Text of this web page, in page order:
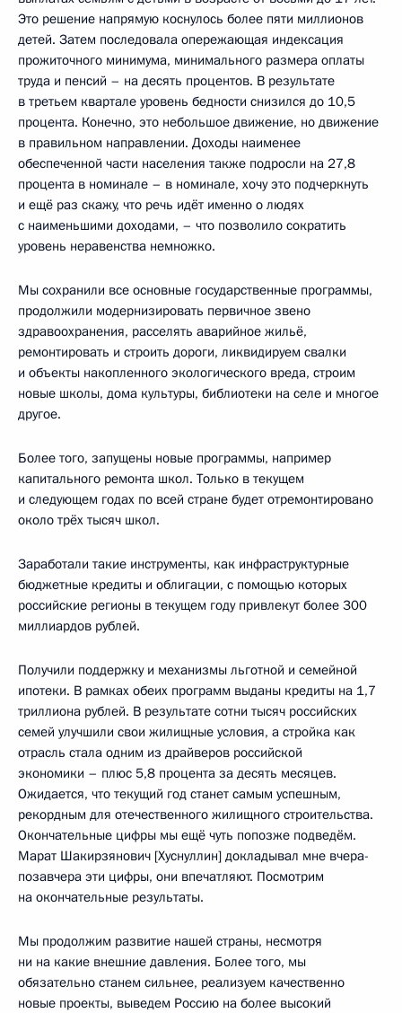
Это решение напрямую коснулось более пяти миллионов
детей. Затем последовала опережающая индексация
прожиточного минимума, минимального размера оплаты
труда и пенсий – на десять процентов. В результате
в третьем квартале уровень бедности снизился до 10,5
процента. Конечно, это небольшое движение, но движение
в правильном направлении. Доходы наименее
обеспеченной части населения также подросли на 27,8
процента в номинале – в номинале, хочу это подчеркнуть
и ещё раз скажу, что речь идёт именно о людях
с наименьшими доходами, – что позволило сократить
уровень неравенства немножко.
Мы сохранили все основные государственные программы,
продолжили модернизировать первичное звено
здравоохранения, расселять аварийное жильё,
ремонтировать и строить дороги, ликвидируем свалки
и объекты накопленного экологического вреда, строим
новые школы, дома культуры, библиотеки на селе и многое
другое.
Более того, запущены новые программы, например
капитального ремонта школ. Только в текущем
и следующем годах по всей стране будет отремонтировано
около трёх тысяч школ.
Заработали такие инструменты, как инфраструктурные
бюджетные кредиты и облигации, с помощью которых
российские регионы в текущем году привлекут более 300
миллиардов рублей.
Получили поддержку и механизмы льготной и семейной
ипотеки. В рамках обеих программ выданы кредиты на 1,7
триллиона рублей. В результате сотни тысяч российских
семей улучшили свои жилищные условия, а стройка как
отрасль стала одним из драйверов российской
экономики – плюс 5,8 процента за десять месяцев.
Ожидается, что текущий год станет самым успешным,
рекордным для отечественного жилищного строительства.
Окончательные цифры мы ещё чуть попозже подведём.
Марат Шакирзянович [Хуснуллин] докладывал мне вчера-
позавчера эти цифры, они впечатляют. Посмотрим
на окончательные результаты.
Мы продолжим развитие нашей страны, несмотря
ни на какие внешние давления. Более того, мы
обязательно станем сильнее, реализуем качественно
новые проекты, выведем Россию на более высокий